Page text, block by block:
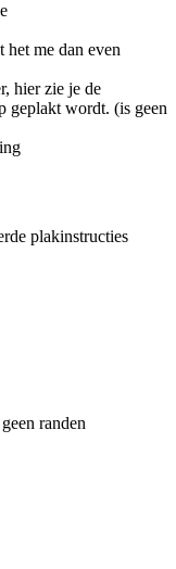
het me dan even
hier zie je de
geplakt wordt. (is geen
plakinstructies
randen